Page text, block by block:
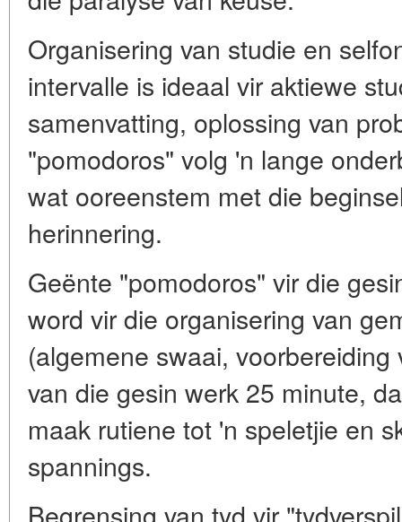
Organisering van studie en
intervalle is ideaal vir aktiewe
samenvatting, oplossing van
"pomodoros" volg 'n lange
wat ooreenstem met die
herinnering.
Geënte "pomodoros" vir die
word vir die organisering van
(algemene swaai,
van die gesin werk 25 minute,
maak rutiene tot 'n speletjie en
spannings.
Begrensing van tyd vir